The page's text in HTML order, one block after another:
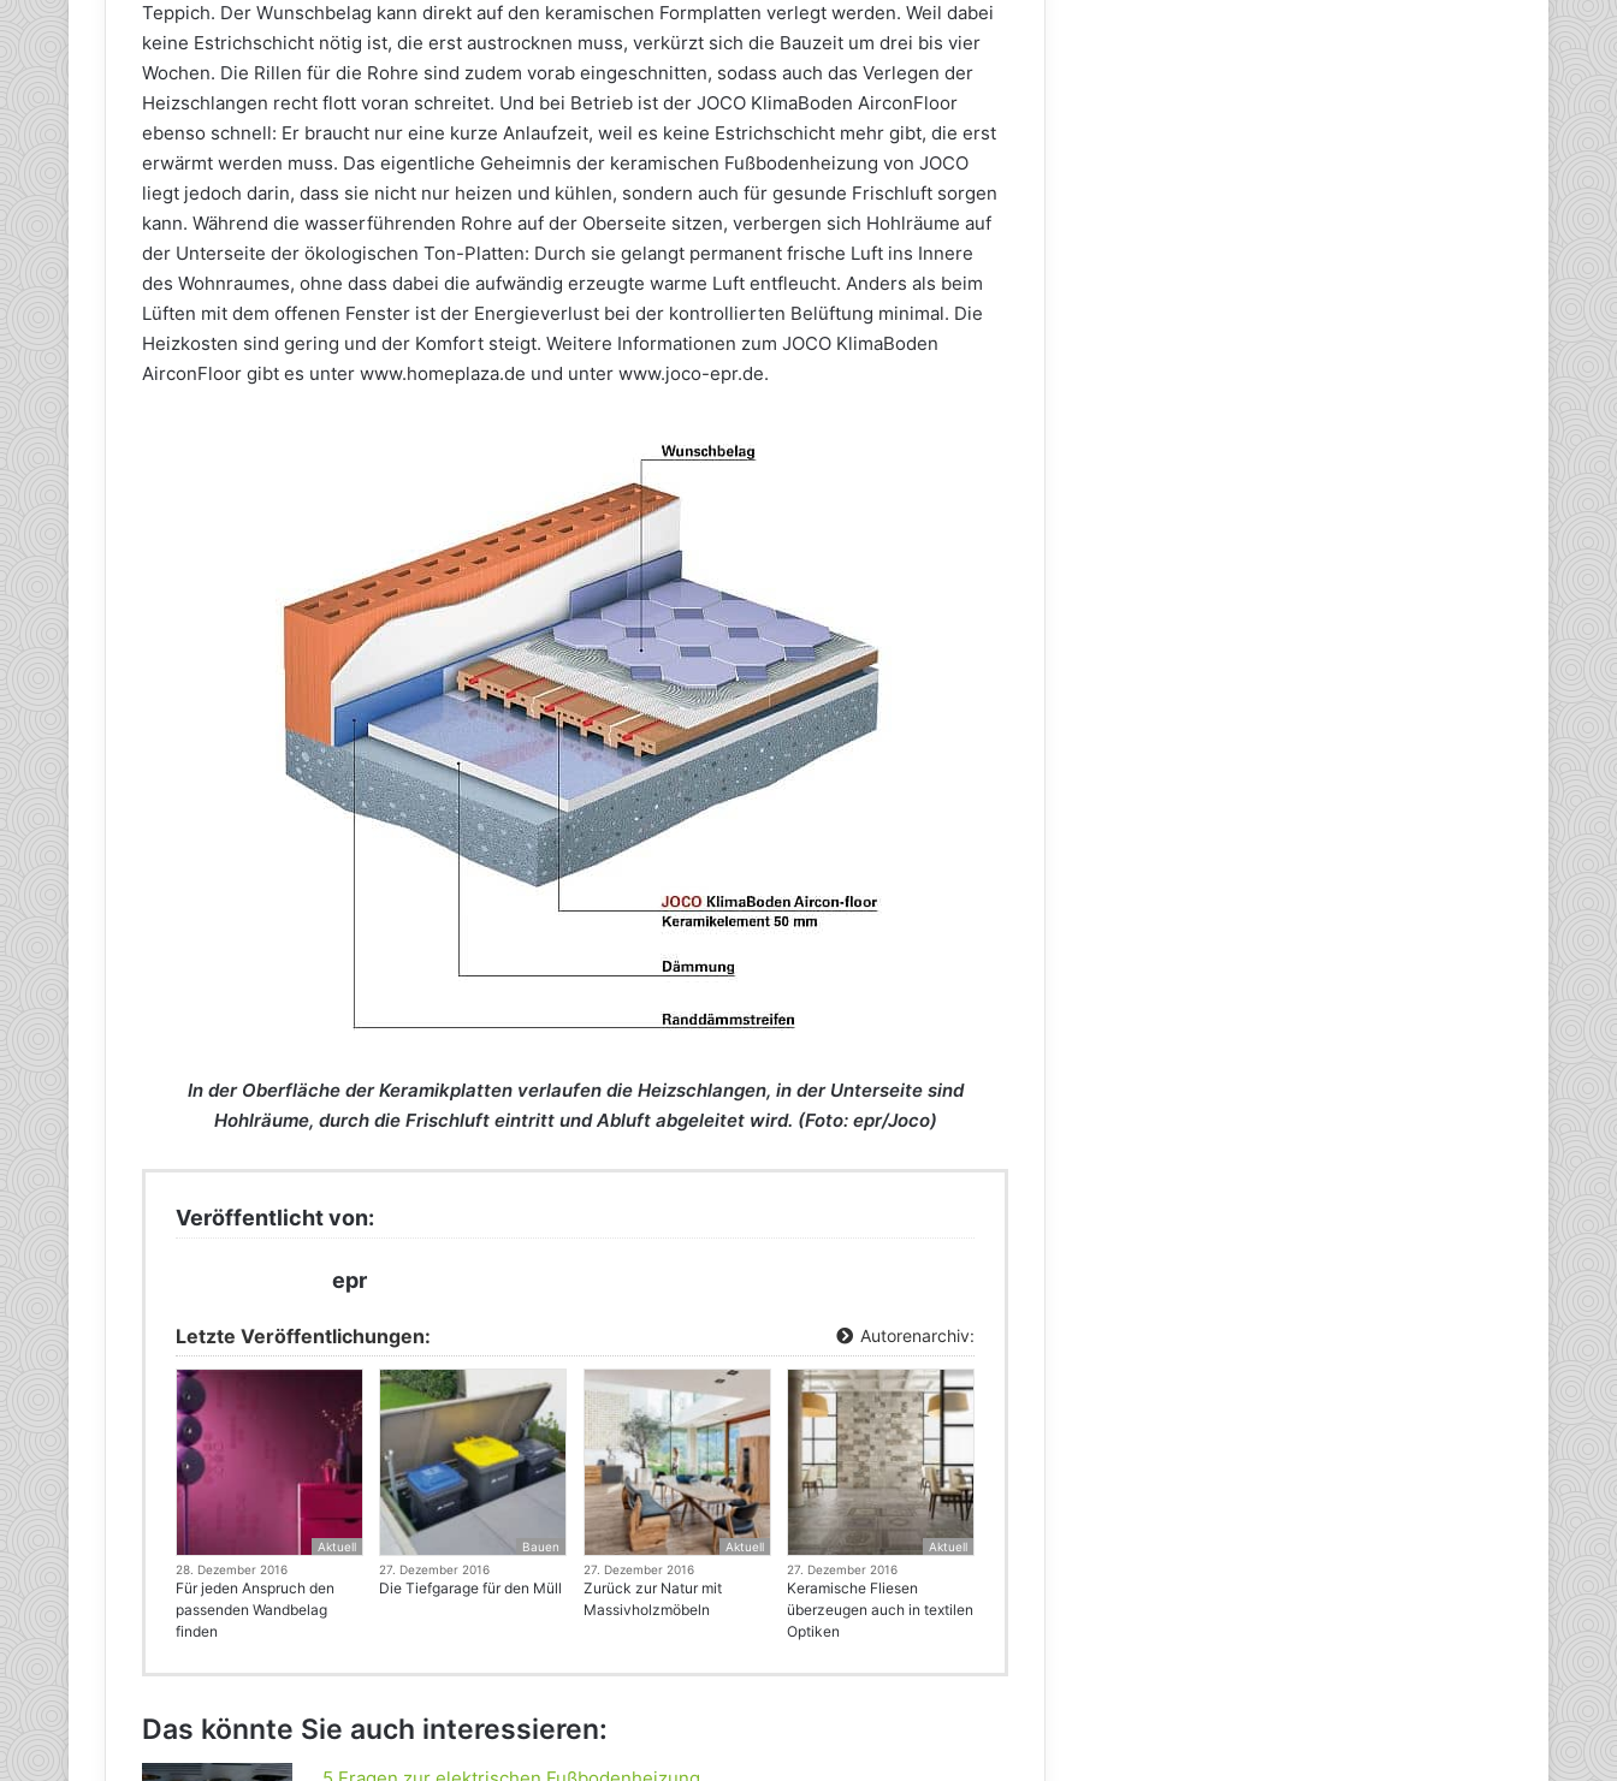
Teppich. Der Wunschbelag kann direkt auf den keramischen Formplatten verlegt werden. Weil dabei
keine Estrichschicht nötig ist, die erst austrocknen muss, verkürzt sich die Bauzeit um drei bis vier
Wochen. Die Rillen für die Rohre sind zudem vorab eingeschnitten, sodass auch das Verlegen der
Heizschlangen recht flott voran schreitet. Und bei Betrieb ist der JOCO KlimaBoden AirconFloor
ebenso schnell: Er braucht nur eine kurze Anlaufzeit, weil es keine Estrichschicht mehr gibt, die erst
erwärmt werden muss. Das eigentliche Geheimnis der keramischen Fußbodenheizung von JOCO
liegt jedoch darin, dass sie nicht nur heizen und kühlen, sondern auch für gesunde Frischluft sorgen
kann. Während die wasserführenden Rohre auf der Oberseite sitzen, verbergen sich Hohlräume auf
der Unterseite der ökologischen Ton-Platten: Durch sie gelangt permanent frische Luft ins Innere
des Wohnraumes, ohne dass dabei die aufwändig erzeugte warme Luft entfleucht. Anders als beim
Lüften mit dem offenen Fenster ist der Energieverlust bei der kontrollierten Belüftung minimal. Die
Heizkosten sind gering und der Komfort steigt. Weitere Informationen zum JOCO KlimaBoden
AirconFloor gibt es unter www.homeplaza.de und unter www.joco-epr.de.
In der Oberfläche der Keramikplatten verlaufen die Heizschlangen, in der Unterseite sind
Hohlräume, durch die Frischluft eintritt und Abluft abgeleitet wird. (Foto: epr/Joco)
Veröffentlicht von:
epr
Letzte Veröffentlichungen: Autorenarchiv:
Aktuell
28. Dezember 2016
Für jeden Anspruch den
passenden Wandbelag
finden
Bauen
27. Dezember 2016
Die Tiefgarage für den Müll
Aktuell
27. Dezember 2016
Zurück zur Natur mit
Massivholzmöbeln
Aktuell
27. Dezember 2016
Keramische Fliesen
überzeugen auch in textilen
Optiken
Das könnte Sie auch interessieren: